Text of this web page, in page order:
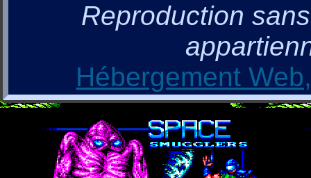
Reproduction
Hébergement